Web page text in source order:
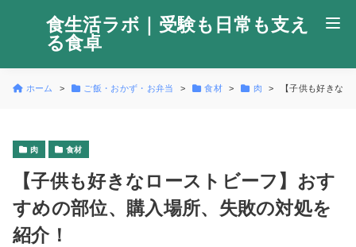
食生活ラボ｜受験も日常も支え
る食卓
ホーム ご飯・おかず・お弁当 食材 肉 【子供も好きな
肉 食材
【子供も好きなローストビーフ】おす
すめの部位、購入場所、失敗の対処を
紹介！